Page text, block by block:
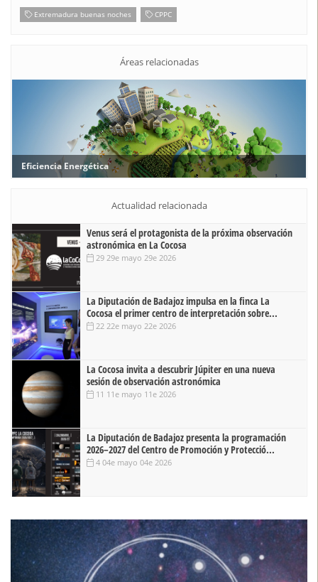
Extremadura buenas noches CPPC
Áreas relacionadas
Eficiencia Energética
Actualidad relacionada
Venus será el protagonista de la próxima observación
astronómica en La Cocosa
29 29e mayo 29e 2026
La Diputación de Badajoz impulsa en la finca La
Cocosa el primer centro de interpretación sobre...
22 22e mayo 22e 2026
La Cocosa invita a descubrir Júpiter en una nueva
sesión de observación astronómica
11 11e mayo 11e 2026
La Diputación de Badajoz presenta la programación
2026–2027 del Centro de Promoción y Protecció...
4 04e mayo 04e 2026